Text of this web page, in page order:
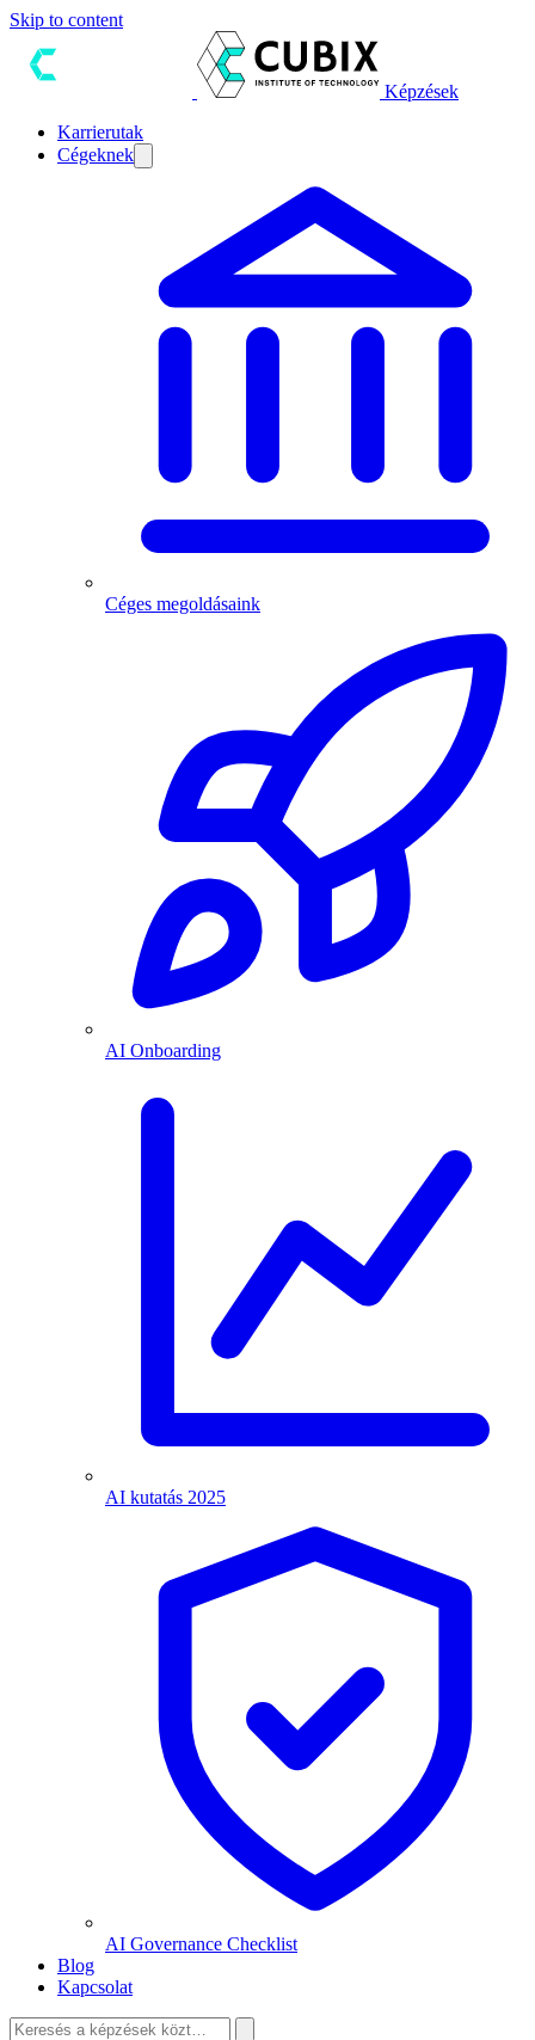
Skip to content
Képzések
Karrierutak
Cégeknek
Céges megoldásaink
AI Onboarding
AI kutatás 2025
AI Governance Checklist
Blog
Kapcsolat